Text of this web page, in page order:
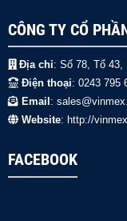
CÔNG TY CỔ
Địa chỉ: Số 78, Tổ
Điện thoại: 0243 795
Email :
Website: http://
FACEBOOK